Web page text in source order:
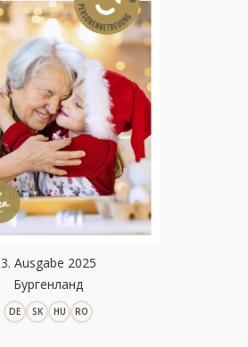
3. Ausgabe 2025
Бургенланд
DE SK HU RO